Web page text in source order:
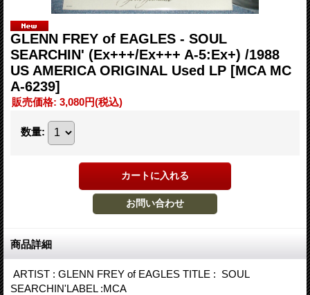
GLENN FREY of EAGLES - SOUL
SEARCHIN' (Ex+++/Ex+++ A-5:Ex+) /1988
US AMERICA ORIGINAL Used LP [MCA MC
A-6239]
販売価格: 3,080円(税込)
数量:
商品詳細
ARTIST : GLENN FREY of EAGLES TITLE : SOUL
SEARCHIN'LABEL :MCA